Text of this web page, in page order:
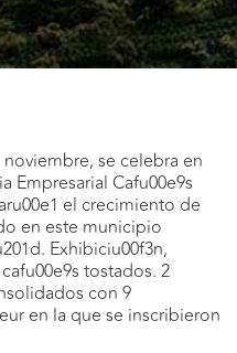
se celebra en
Empresarial Cafu00e9s
el crecimiento de
en este municipio
Exhibiciu00f3n,
tostados. 2
con 9
en la que se inscribieron